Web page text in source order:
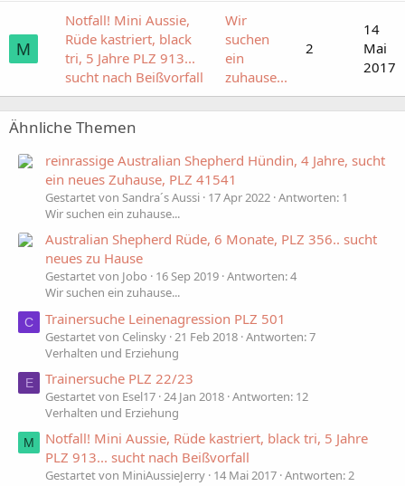
M
Notfall! Mini Aussie,
Rüde kastriert, black
tri, 5 Jahre PLZ 913...
sucht nach Beißvorfall
Wir
suchen
ein
zuhause...
2
14
Mai
2017
Ähnliche Themen
reinrassige Australian Shepherd Hündin, 4 Jahre, sucht
ein neues Zuhause, PLZ 41541
Gestartet von Sandra´s Aussi 17 Apr 2022 Antworten: 1
Wir suchen ein zuhause...
Australian Shepherd Rüde, 6 Monate, PLZ 356.. sucht
neues zu Hause
Gestartet von Jobo 16 Sep 2019 Antworten: 4
Wir suchen ein zuhause...
C Trainersuche Leinenagression PLZ 501
Gestartet von Celinsky 21 Feb 2018 Antworten: 7
Verhalten und Erziehung
E Trainersuche PLZ 22/23
Gestartet von Esel17 24 Jan 2018 Antworten: 12
Verhalten und Erziehung
M
Notfall! Mini Aussie, Rüde kastriert, black tri, 5 Jahre
PLZ 913... sucht nach Beißvorfall
Gestartet von MiniAussieJerry 14 Mai 2017 Antworten: 2